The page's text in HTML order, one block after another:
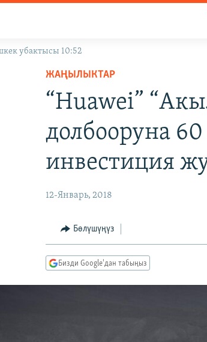
убактысы 10:52
ЖАҢЫЛЫКТАР
“Huawei”
долбооруна
инвестиция
12-Январь, 2018
Бөлүшүңүз
Бизди Google'дан табыңыз